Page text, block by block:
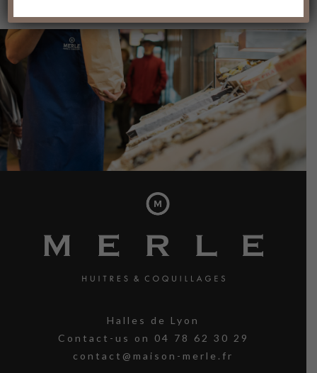
Halles de Lyon
Contact-us on 04 78 62 30 29
contact@maison-merle.fr